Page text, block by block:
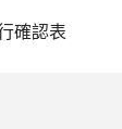
確認表